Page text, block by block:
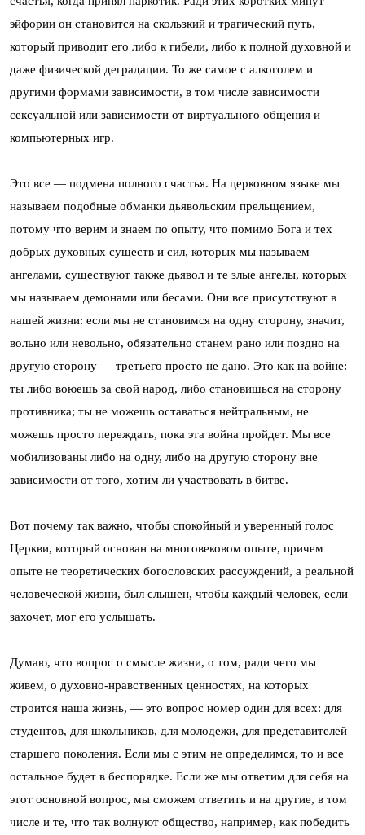
эйфории он становится на скользкий и трагический путь,
который приводит его либо к гибели, либо к полной духовной и
даже физической деградации. То же самое с алкоголем и
другими формами зависимости, в том числе зависимости
сексуальной или зависимости от виртуального общения и
компьютерных игр.
Это все — подмена полного счастья. На церковном языке мы
называем подобные обманки дьявольским прельщением,
потому что верим и знаем по опыту, что помимо Бога и тех
добрых духовных существ и сил, которых мы называем
ангелами, существуют также дьявол и те злые ангелы, которых
мы называем демонами или бесами. Они все присутствуют в
нашей жизни: если мы не становимся на одну сторону, значит,
вольно или невольно, обязательно станем рано или поздно на
другую сторону — третьего просто не дано. Это как на войне:
ты либо воюешь за свой народ, либо становишься на сторону
противника; ты не можешь оставаться нейтральным, не
можешь просто переждать, пока эта война пройдет. Мы все
мобилизованы либо на одну, либо на другую сторону вне
зависимости от того, хотим ли участвовать в битве.
Вот почему так важно, чтобы спокойный и уверенный голос
Церкви, который основан на многовековом опыте, причем
опыте не теоретических богословских рассуждений, а реальной
человеческой жизни, был слышен, чтобы каждый человек, если
захочет, мог его услышать.
Думаю, что вопрос о смысле жизни, о том, ради чего мы
живем, о духовно-нравственных ценностях, на которых
строится наша жизнь, — это вопрос номер один для всех: для
студентов, для школьников, для молодежи, для представителей
старшего поколения. Если мы с этим не определимся, то и все
остальное будет в беспорядке. Если же мы ответим для себя на
этот основной вопрос, мы сможем ответить и на другие, в том
числе и те, что так волнуют общество, например, как победить